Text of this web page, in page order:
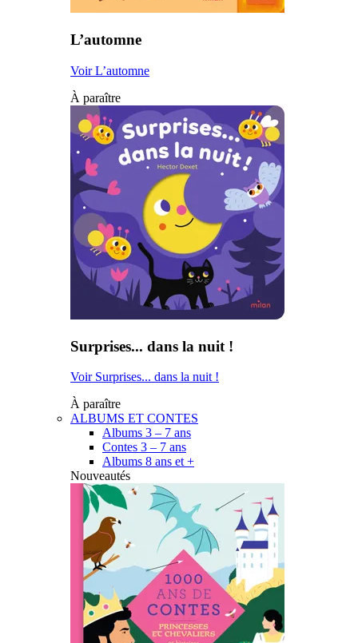
L’automne
Voir L’automne
À paraître
Surprises... dans la nuit !
Voir Surprises... dans la nuit !
À paraître
ALBUMS ET CONTES
Albums 3 – 7 ans
Contes 3 – 7 ans
Albums 8 ans et +
Nouveautés